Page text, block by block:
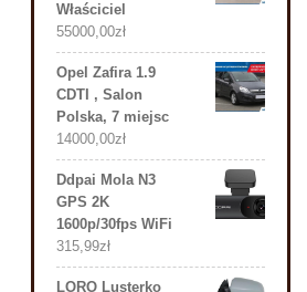
Właściciel
55000,00zł
Opel Zafira 1.9
CDTI , Salon
Polska, 7 miejsc
14000,00zł
Ddpai Mola N3
GPS 2K
1600p/30fps WiFi
315,99zł
LORO Lusterko